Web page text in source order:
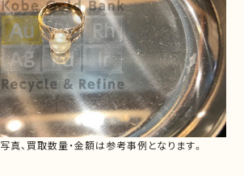
真、買取数量・金額は参考事例となります。